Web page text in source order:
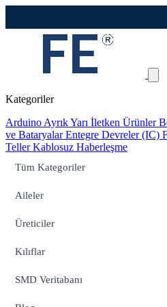
Kategoriler
Arduino Ayrık Yarı İletken Ürünler
ve BataryalarEntegre Devreler (IC)
TellerKablosuz Haberleşme
Tüm Kategoriler
Aileler
Üreticiler
Kılıflar
SMD Veritabanı